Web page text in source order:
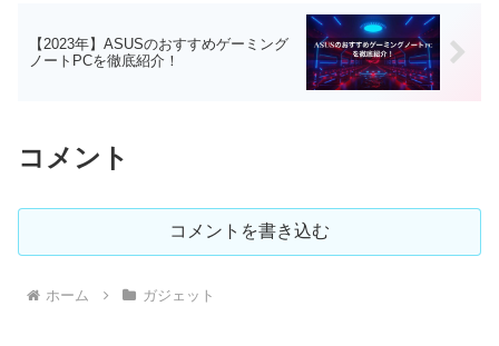
【2023年】ASUSのおすすめゲーミング
ノートPCを徹底紹介！
コメント
コメントを書き込む
ホーム ガジェット